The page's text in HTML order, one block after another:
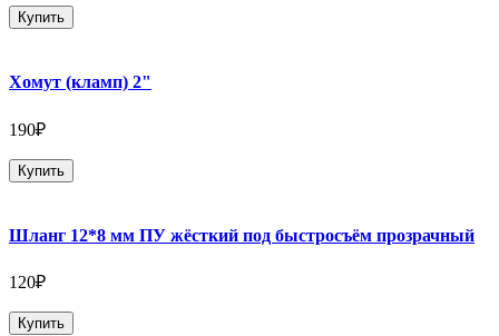
Купить
Хомут (кламп) 2"
190₽
Купить
Шланг 12*8 мм ПУ жёсткий под быстросъём прозрачный
120₽
Купить